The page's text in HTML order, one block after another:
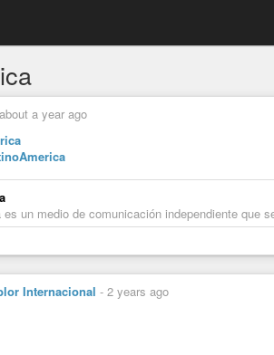
about a year ago
es un medio de comunicación independiente que
Internacional - 2 years ago